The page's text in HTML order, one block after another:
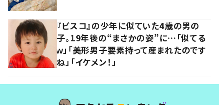
『ビスコ』の少年に似ていた4歳の男の
子。19年後の“まさかの姿”に…「似てる
ｗ」「美形男子要素持って産まれたのです
ね」「イケメン！」